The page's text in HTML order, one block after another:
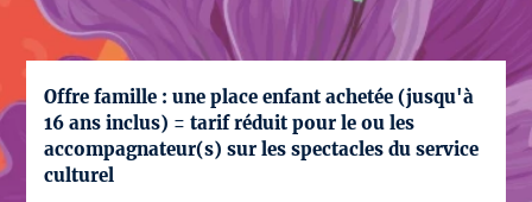
Offre famille : une place enfant achetée (jusqu'à
16 ans inclus) = tarif réduit pour le ou les
accompagnateur(s) sur les spectacles du service
culturel